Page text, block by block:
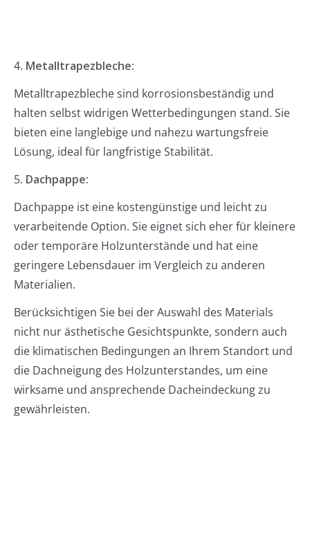
4. Metalltrapezbleche:
Metalltrapezbleche sind korrosionsbeständig und
halten selbst widrigen Wetterbedingungen stand. Sie
bieten eine langlebige und nahezu wartungsfreie
Lösung, ideal für langfristige Stabilität.
5. Dachpappe:
Dachpappe ist eine kostengünstige und leicht zu
verarbeitende Option. Sie eignet sich eher für kleinere
oder temporäre Holzunterstände und hat eine
geringere Lebensdauer im Vergleich zu anderen
Materialien.
Berücksichtigen Sie bei der Auswahl des Materials
nicht nur ästhetische Gesichtspunkte, sondern auch
die klimatischen Bedingungen an Ihrem Standort und
die Dachneigung des Holzunterstandes, um eine
wirksame und ansprechende Dacheindeckung zu
gewährleisten.